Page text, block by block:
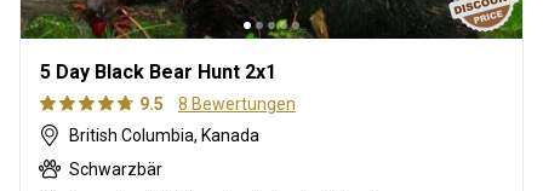
5 Day Black Bear Hunt 2x1
9.5
8 Bewertungen
British Columbia, Kanada
Schwarzbär